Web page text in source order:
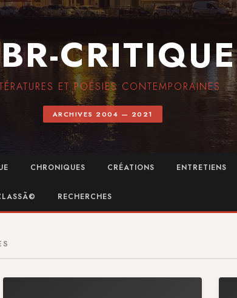
CRITIQUE
ET POÉSIES CONTEMPORAINES
ARCHIVES 2004 — 2021
CHRONIQUES CRÉATIONS ENTRETIENS
RECHERCHES